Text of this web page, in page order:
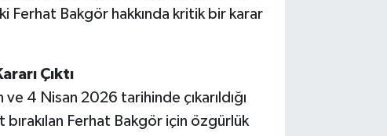
Ferhat Bakgör hakkında kritik bir karar
Çıktı
4 Nisan 2026 tarihinde çıkarıldığı
Ferhat Bakgör için özgürlük